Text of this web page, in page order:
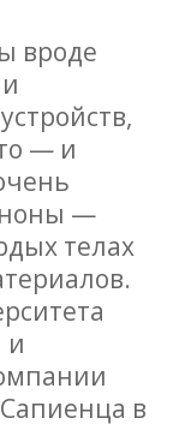
вроде
— и
—
телах
и
в